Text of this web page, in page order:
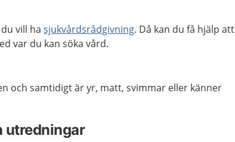
du vill hasjukvårdsrådgivning. Då kan du få hjälp att
var du kan söka vård.
och samtidigt är yr, matt, svimmar eller känner
utredningar